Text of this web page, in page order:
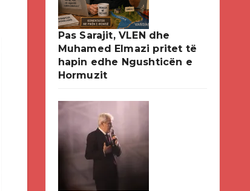
Pas Sarajit, VLEN dhe
Muhamed Elmazi pritet të
hapin edhe Ngushticën e
Hormuzit